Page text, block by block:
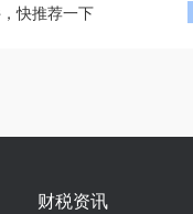
快推荐一下
财税资讯